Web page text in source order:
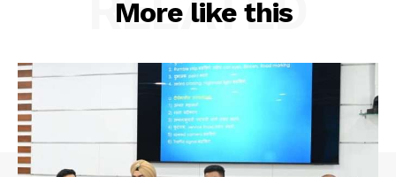
More like this